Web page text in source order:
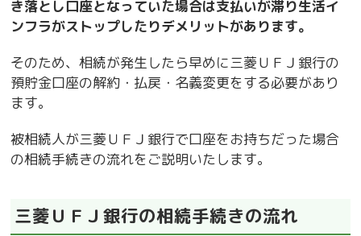
き落とし口座となっていた場合は支払いが滞り生活イ
ンフラがストップしたりデメリットがあります。
そのため、相続が発生したら早めに三菱ＵＦＪ銀行の
預貯金口座の解約・払戻・名義変更をする必要があり
ます。
被相続人が三菱ＵＦＪ銀行で口座をお持ちだった場合
の相続手続きの流れをご説明いたします。
三菱ＵＦＪ銀行の相続手続きの流れ